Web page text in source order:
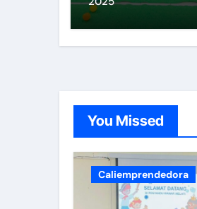
Kasus
Kelas
Emo-Demo
You Missed
Caliemprendedora